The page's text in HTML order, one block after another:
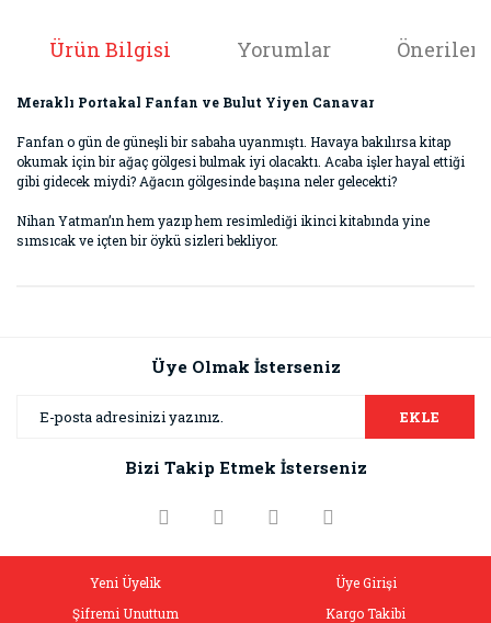
Ürün Bilgisi Yorumlar
Meraklı Portakal Fanfan ve Bulut Yiyen Canavar
Fanfan o gün de güneşli bir sabaha uyanmıştı. Havaya bakılırsa kitap
okumak için bir ağaç gölgesi bulmak iyi olacaktı. Acaba işler hayal ettiği
gibi gidecek miydi? Ağacın gölgesinde başına neler gelecekti?
Nihan Yatman’ın hem yazıp hem resimlediği ikinci kitabında yine
sımsıcak ve içten bir öykü sizleri bekliyor.
Görüş ve önerileriniz için teşekkür ederiz.
Ürün resmi kalitesiz, bozuk veya görüntülenemiyor.
Ürün bilgilerinde hatalar bulunuyor.
Üye Olmak İsterseniz
EKLE
Bizi Takip Etmek İsterseniz
Yeni Üyelik
Üye Girişi
Şifremi Unuttum
Kargo Takibi